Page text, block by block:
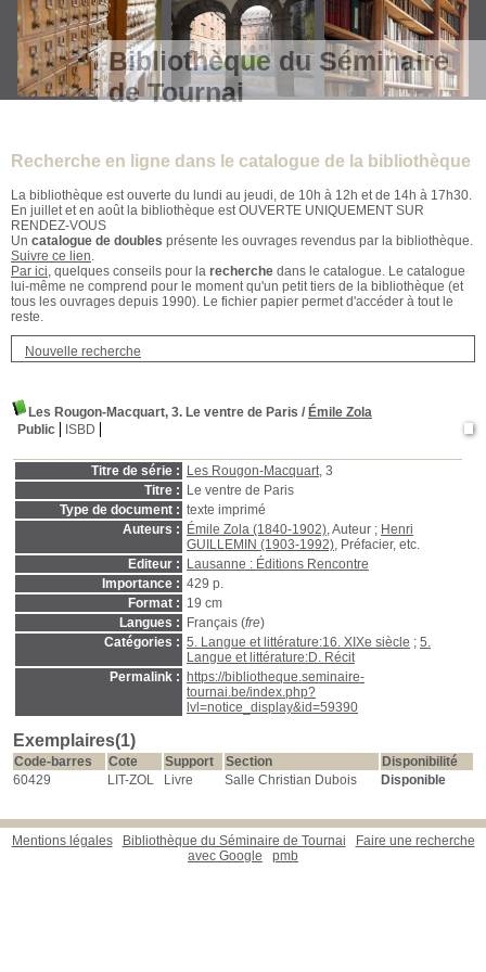
Bibliothèque du Séminaire
de Tournai
Recherche en ligne dans le catalogue de la bibliothèque
La bibliothèque est ouverte du lundi au jeudi, de 10h à 12h et de 14h à 17h30.
En juillet et en août la bibliothèque est OUVERTE UNIQUEMENT SUR
RENDEZ-VOUS
Un catalogue de doubles présente les ouvrages revendus par la bibliothèque.
Suivre ce lien.
Par ici, quelques conseils pour la recherche dans le catalogue. Le catalogue
lui-même ne comprend pour le moment qu'un petit tiers de la bibliothèque (et
tous les ouvrages depuis 1990). Le fichier papier permet d'accéder à tout le
reste.
Nouvelle recherche
Les Rougon-Macquart, 3. Le ventre de Paris / Émile Zola
Public
ISBD
Titre de série : Les Rougon-Macquart, 3
Titre :
Le ventre de Paris
Type de document : texte imprimé
Auteurs :
Émile Zola (1840-1902), Auteur ; Henri
GUILLEMIN (1903-1992), Préfacier, etc.
Editeur :
Lausanne : Éditions Rencontre
Importance : 429 p.
Format : 19 cm
Langues :
Français (fre)
Catégories : 5. Langue et littérature:16. XIXe siècle ; 5.
Langue et littérature:D. Récit
Permalink :
https://bibliotheque.seminaire-
tournai.be/index.php?
lvl=notice_display&id=59390
Exemplaires(1)
Code-barres Cote Support Section
Disponibilité
60429
LIT-ZOL Livre Salle Christian Dubois Disponible
Mentions légales Bibliothèque du Séminaire de Tournai
Faire une recherche
avec Google
pmb